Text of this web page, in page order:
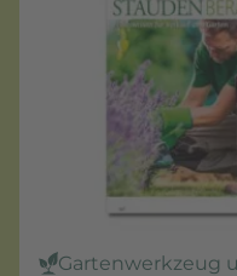
Gartenwerkzeug